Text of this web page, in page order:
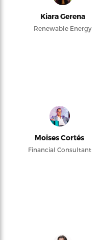
Kiara Gerena
Renewable Energy
Moises Cortés
Financial Consultant